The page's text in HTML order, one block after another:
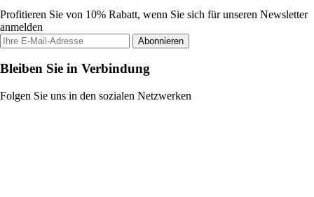
Profitieren Sie von 10% Rabatt, wenn Sie sich für unseren Newsletter
anmelden
Abonnieren
Bleiben Sie in Verbindung
Folgen Sie uns in den sozialen Netzwerken